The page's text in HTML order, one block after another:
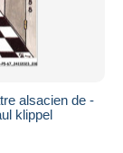
alsacien de -
klippel